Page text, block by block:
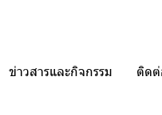
ข่าวสารและกิจกรรม ติดต่